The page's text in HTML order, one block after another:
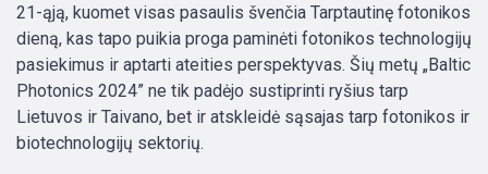
21-ąją, kuomet visas pasaulis švenčia Tarptautinę fotonikos
dieną, kas tapo puikia proga paminėti fotonikos technologijų
pasiekimus ir aptarti ateities perspektyvas. Šių metų „Baltic
Photonics 2024” ne tik padėjo sustiprinti ryšius tarp
Lietuvos ir Taivano, bet ir atskleidė sąsajas tarp fotonikos ir
biotechnologijų sektorių.